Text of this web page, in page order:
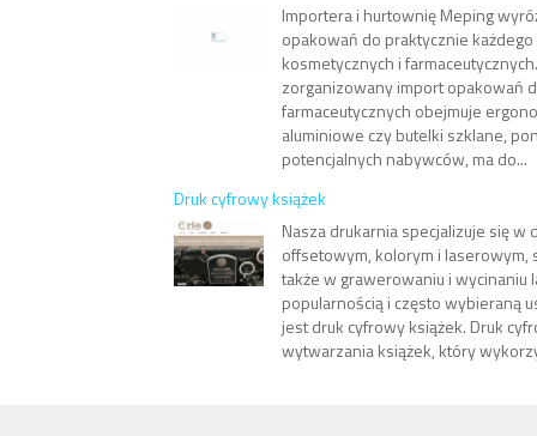
Importera i hurtownię Meping
opakowań do praktycznie
kosmetycznych i
zorganizowany import opakowań
farmaceutycznych obejmuje
aluminiowe czy butelki szklane,
potencjalnych nabywców, ma do...
Druk cyfrowy książek
Nasza drukarnia specjalizuje się w
offsetowym, kolorym i laserowym,
także w grawerowaniu i wycinaniu
popularnością i często wybieraną
jest druk cyfrowy książek. Druk
wytwarzania książek, który